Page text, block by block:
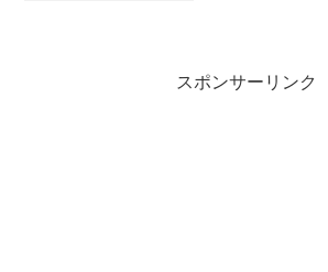
スポンサーリンク